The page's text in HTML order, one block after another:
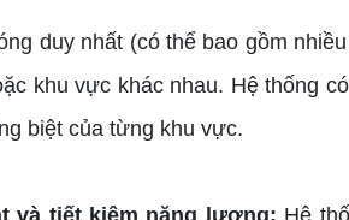
duy nhất (có thể bao gồm
khu vực khác nhau. Hệ thống
biệt của từng khu vực.
và tiết kiệm năng lượng: Hệ